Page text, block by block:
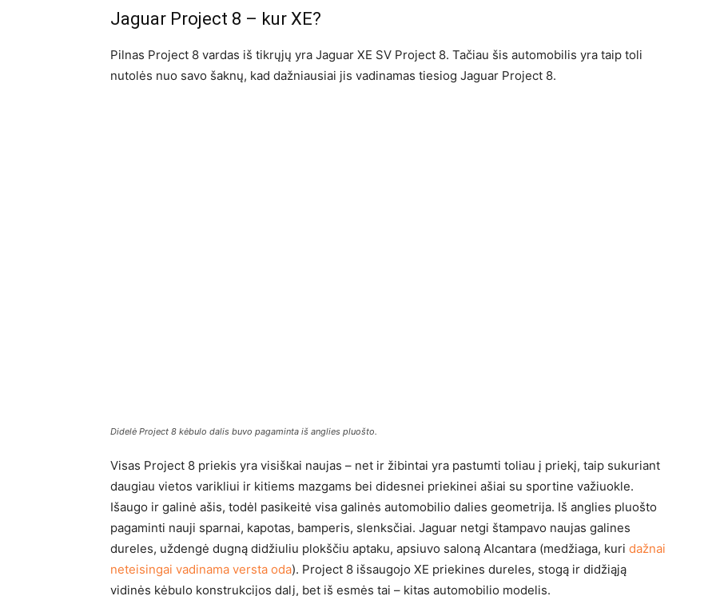
Jaguar Project 8 – kur XE?
Pilnas Project 8 vardas iš tikrųjų yra Jaguar XE SV Project 8. Tačiau šis automobilis yra taip toli
nutolės nuo savo šaknų, kad dažniausiai jis vadinamas tiesiog Jaguar Project 8.
Didelė Project 8 kėbulo dalis buvo pagaminta iš anglies pluošto.
Visas Project 8 priekis yra visiškai naujas – net ir žibintai yra pastumti toliau į priekį, taip sukuriant
daugiau vietos varikliui ir kitiems mazgams bei didesnei priekinei ašiai su sportine važiuokle.
Išaugo ir galinė ašis, todėl pasikeitė visa galinės automobilio dalies geometrija. Iš anglies pluošto
pagaminti nauji sparnai, kapotas, bamperis, slenksčiai. Jaguar netgi štampavo naujas galines
dureles, uždengė dugną didžiuliu plokščiu aptaku, apsiuvo saloną Alcantara (medžiaga, kuri dažnai
neteisingai vadinama versta oda). Project 8 išsaugojo XE priekines dureles, stogą ir didžiąją
vidinės kėbulo konstrukcijos dalį, bet iš esmės tai – kitas automobilio modelis.